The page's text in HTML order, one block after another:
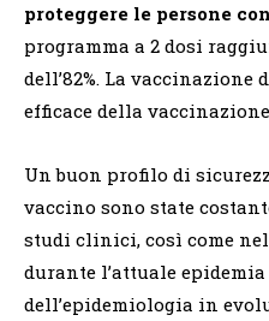
proteggere le persone
programma a 2 dosi
dell’82%. La vaccinazione
efficace della
Un buon profilo di
vaccino sono state
studi clinici, così come
durante l’attuale
dell’epidemiologia in